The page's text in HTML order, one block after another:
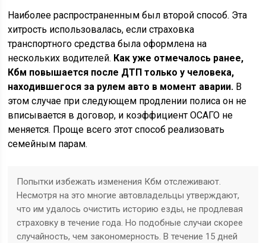
Наиболее распространенным был второй способ. Эта
хитрость использовалась, если страховка
транспортного средства была оформлена на
нескольких водителей. Как уже отмечалось ранее,
Кбм повышается после ДТП только у человека,
находившегося за рулем авто в момент аварии. В
этом случае при следующем продлении полиса он не
вписывается в договор, и коэффициент ОСАГО не
меняется. Проще всего этот способ реализовать
семейным парам.
Попытки избежать изменения Кбм отслеживают.
Несмотря на это многие автовладельцы утверждают,
что им удалось очистить историю езды, не продлевая
страховку в течение года. Но подобные случаи скорее
случайность, чем закономерность. В течение 15 дней